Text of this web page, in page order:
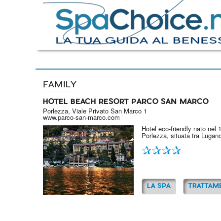
FAMILY
HOTEL BEACH RESORT PARCO SAN MARCO
Porlezza, Viale Privato San Marco 1
www.parco-san-marco.com
Hotel eco-friendly nato nel
Porlezza, situata tra
LA SPA